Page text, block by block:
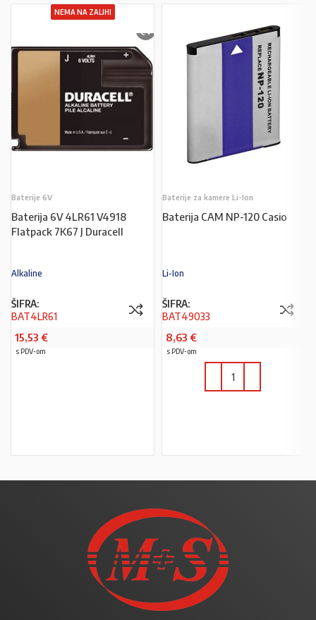
NEMA NA ZALIHI
Baterije 6V
Baterija 6V 4LR61 V4918
Flatpack 7K67 J Duracell
Alkaline
ŠIFRA:
BAT4LR61
15,53 €
s PDV-om
Baterije za kamere Li-Ion
Baterija CAM NP-120 Casio
Li-Ion
ŠIFRA:
BAT49033
8,63 €
s PDV-om